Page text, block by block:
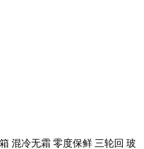
混冷无霜 零度保鲜 三轮回 玻